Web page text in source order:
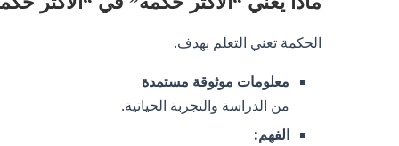
الحكمة تعني التعلم بهدف.
معلومات موثوقة مستمدة
من الدراسة والتجربة الحياتية.
الفهم: